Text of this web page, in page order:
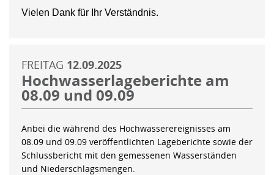
Vielen Dank für Ihr Verständnis.
FREITAG 12.09.2025
Hochwasserlageberichte am
08.09 und 09.09
Anbei die während des Hochwasserereignisses am
08.09 und 09.09 veröffentlichten Lageberichte sowie der
Schlussbericht mit den gemessenen Wasserständen
und Niederschlagsmengen.